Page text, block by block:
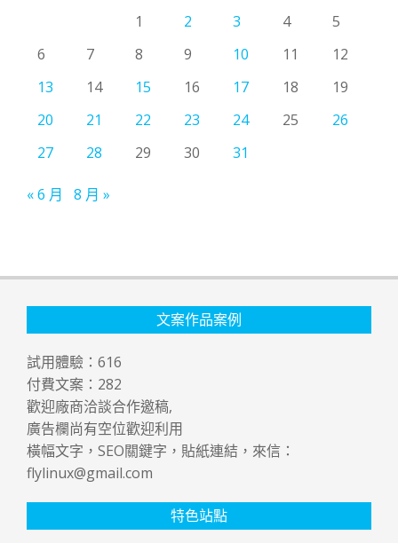
1
2 3 4
5
6
7 8 9 10 11
12
13
14 15 16 17 18
19
20
21 22 23 24 25
26
27
28 29 30 31
« 6 月 8 月 »
文案作品案例
試用體驗： 616
付費文案： 282
歡迎廠商洽談合作邀稿,
廣告欄尚有空位歡迎利用
橫幅文字，SEO關鍵字，貼紙連結，來信：
flylinux@gmail.com
特色站點